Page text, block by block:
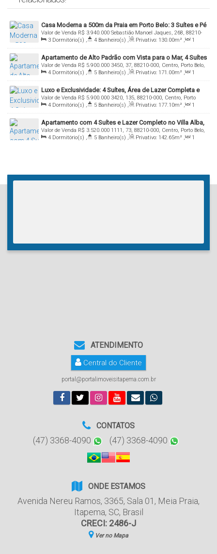
Casa Moderna a 500m da Praia em Porto Belo: 3 Suítes e Pé
Direito Duplo R$ 3.940.000
Valor de Venda
Sebastião Manoel Jaques, 268, 88210-
000, Centro, Porto Belo, Santa Catarina, Brasil
3 Dormitório(s) , 4 Banheiro(s) , Privativo: 130.00m² ,
1
Sala(s) , 3 Suíte(s) , Total: 250.00m²
Apartamento de Alto Padrão com Vista para o Mar, 4 Suítes
e Rooftop Completo
R$ 5.900.000
Valor de Venda
3450, 37, 88210-000, Centro, Porto Belo,
Santa Catarina, Brasil
4 Dormitório(s) , 5 Banheiro(s) , Privativo: 171 .00m² ,
1
Sala(s) , 4 Suíte(s) , Total: 171.00m² , 3 Vaga(s)
Luxo e Exclusividade: 4 Suítes, Área de Lazer Completa e
Acabamentos Sofisticados
R$ 5.900.000
Valor de Venda
3420, 135, 88210-000, Centro, Porto
Belo, Santa Catarina, Brasil
4 Dormitório(s) , 5 Banheiro(s) , Privativo: 177.10m² ,
1
Sala(s) , 4 Suíte(s) , Total: 177.10m² , 5 Vaga(s)
Apartamento com 4 Suítes e Lazer Completo no Villa Alba,
Centro de Balneário Camboriú
R$ 3.520.000
Valor de Venda
1111, 73, 88210-000, Centro, Porto Belo,
Santa Catarina, Brasil
4 Dormitório(s) , 5 Banheiro(s) , Privativo: 142.65m² ,
1
ATENDIMENTO
Central do Cliente
portal@portalimoveisitapema.com.br
CONTATOS
(47) 3368-4090 (47) 3368-4090
ONDE ESTAMOS
Avenida Nereu Ramos, 3365, Sala 01 , Meia Praia,
Itapema, SC, Brasil
CRECI: 2486-J
Ver no Mapa